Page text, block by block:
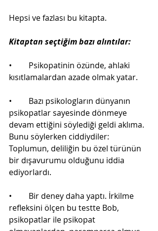
Hepsi ve fazlası bu kitapta.
Kitaptan seçtiğim bazı alıntılar:
•	Psikopatinin özünde, ahlaki
kısıtlamalardan azade olmak yatar.
•	Bazı psikologların dünyanın
psikopatlar sayesinde dönmeye
devam ettiğini söylediği geldi aklıma.
Bunu söylerken ciddiydiler:
Toplumun, deliliğin bu özel türünün
bir dışavurumu olduğunu iddia
ediyorlardı.
•	Bir deney daha yaptı. İrkilme
refleksini ölçen bu testte Bob,
psikopatlar ile psikopat